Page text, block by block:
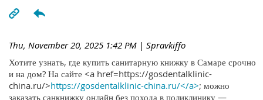
Thu, November 20, 2025 1:42 PM | Spravkiffo
Хотите узнать, где купить санитарную книжку в Самаре срочно
и на дом? На сайте <a href=https://gosdentalklinic-
china.ru/>https://gosdentalklinic-china.ru/</a>; можно
заказать санкнижку онлайн без похода в поликлинику —